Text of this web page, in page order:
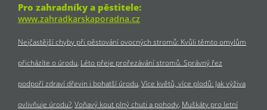
Pro zahradníky a pěstitele:
www.zahradkarskaporadna.cz
Nejčastější chyby při pěstování ovocných stromů: Kvůli těmto omylům
přicházíte o úrodu Léto přeje prořezávání stromů. Správný řez
podpoří zdraví dřevin i bohatší úrodu Více květů, více plodů: Jak výživa
ovlivňuje úrodu? Voňavý kout plný chuti a pohody Muškáty pro letní